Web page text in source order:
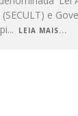
e
... LEIA MAIS...